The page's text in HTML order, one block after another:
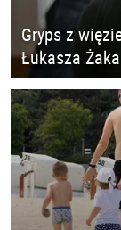
Gryps z
Łukasza Żaka